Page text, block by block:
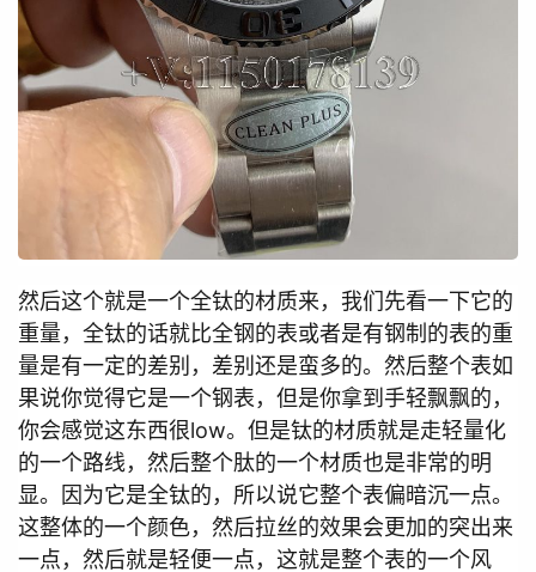
然后这个就是一个全钛的材质来，我们先看一下它的
重量，全钛的话就比全钢的表或者是有钢制的表的重
量是有一定的差别，差别还是蛮多的。然后整个表如
果说你觉得它是一个钢表，但是你拿到手轻飘飘的，
你会感觉这东西很low。但是钛的材质就是走轻量化
的一个路线，然后整个肽的一个材质也是非常的明
显。因为它是全钛的，所以说它整个表偏暗沉一点。
这整体的一个颜色，然后拉丝的效果会更加的突出来
一点，然后就是轻便一点，这就是整个表的一个风